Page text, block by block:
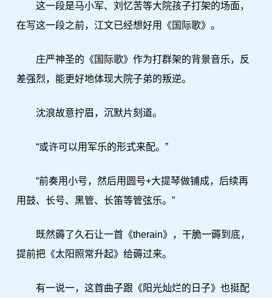
这一段是马小军、刘忆苦等大院孩子打架的场面，
在写这一段之前，江文已经想好用《国际歌》。
庄严神圣的《国际歌》作为打群架的背景音乐，反
差强烈，能更好地体现大院子弟的叛逆。
沈浪故意拧眉，沉默片刻道。
“或许可以用军乐的形式来配。”
“前奏用小号，然后用圆号+大提琴做铺成，后续再
用鼓、长号、黑管、长笛等管弦乐。”
既然薅了久石让一首《therain》，干脆一薅到底，
提前把《太阳照常升起》给薅过来。
有一说一，这首曲子跟《阳光灿烂的日子》也挺配